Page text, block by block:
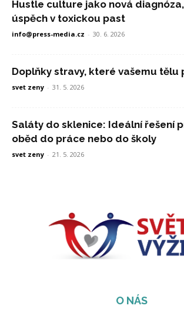
Hustle culture jako nová
úspěch v toxickou past
info@press-media.cz - 30. 6. 2026
Doplňky stravy, které vašemu tělu
svet zeny - 31. 5. 2026
Saláty do sklenice: Ideální řešení
oběd do práce nebo do školy
svet zeny - 21. 5. 2026
O NÁS